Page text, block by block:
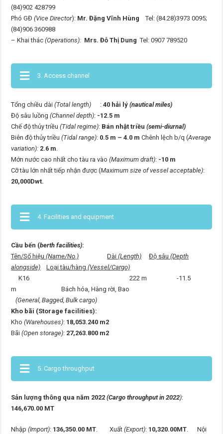
(84)902 428799
Phó GĐ(Vice Director): Mr. Đặng Vĩnh Hùng Tel: (84.28)3973 0095;
(84)906 360988
– Khai thác(Operations): Mrs. Đỗ Thị Dung Tel: 0907 789520
3. Access channel
Tổng chiều dài(Total length) :40 hải lý(nautical miles)
Độ sâu luồng(Channel depth): -12.5 m
Chế độ thủy triều(Tidal regime): Bán nhật triều(semi-diurnal)
Biên độ thủy triều(Tidal range): 0.5 m – 4.0 m Chênh lệch b/q (Average
variation): 2.6 m
Mớn nước cao nhất cho tàu ra vào(Maximum draft): -10 m
Cỡ tàu lớn nhất tiếp nhận được (Maximum size of vessel acceptable):
20,000Dwt.
4. Facilities and equipment
Cầu bến (berth facilities):
Tên/Số hiệu(Name/No.) Dài(Length) Độ sâu(Depth
alongside)
Loại tàu/hàng(Vessel/Cargo)
K16 222 m -11.5
m Bách hóa, Hàng rời, Bao
(General, Bagged, Bulk cargo)
Kho bãi (Storage facilities):
Kho(Warehouses): 18,053.240 m2
Bãi(Open storage): 27,263.800 m2
5. Cargo throughput
Sản lượng thông qua năm 2022(Cargo throughput in 2022):
146,670.00 MT
Nhập(Import): 136,350.00 MT. Xuất(Export): 10,320.00MT. Nội